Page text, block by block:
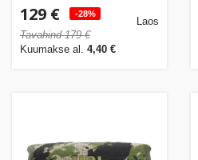
129 € -28%
Tavahind 179 €
Kuumakse al. 4,40 €
Laos